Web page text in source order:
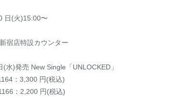
日(火)15:00〜
宿店特設カウンター
水)発売 New Single「UNLOCKED」
：3,300 円(税込)
：2,200 円(税込)